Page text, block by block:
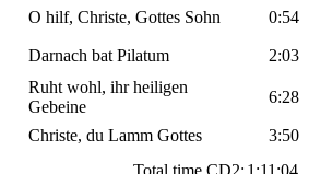
O hilf, Christe, Gottes Sohn 0:54
Darnach bat Pilatum 2:03
Ruht wohl, ihr heiligen
Gebeine
6:28
Christe, du Lamm Gottes
3:50
Total time CD2: 1:11:04